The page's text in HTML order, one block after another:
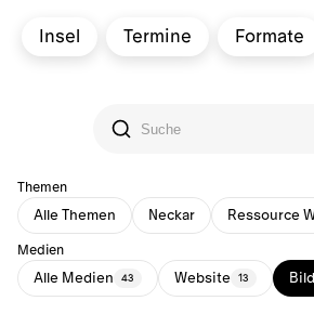
Insel Termine Formate
Themen
Alle Themen Neckar Ressource
Medien
Alle Medien 43 Website 13 Bild